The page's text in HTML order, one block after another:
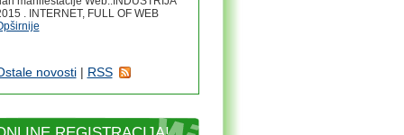
. INTERNET, FULL OF WEB
novosti| RSS